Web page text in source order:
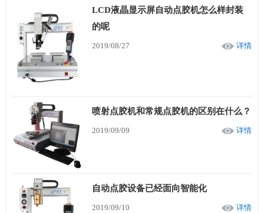
LCD液晶显示屏自动点胶机怎么样封装
的呢
2019/08/27 详情
喷射点胶机和常规点胶机的区别在什么？
2019/09/09 详情
自动点胶设备已经面向智能化
2019/09/10 详情